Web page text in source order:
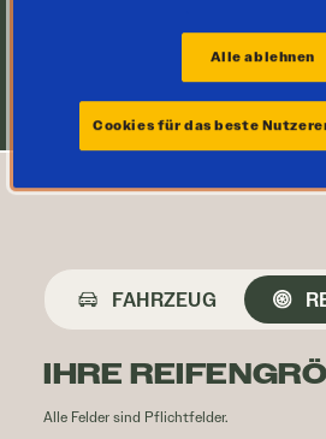
FAHRZEUG
IHRE
Alle Felder sind Pflichtfelder.
Alle ablehnen
Cookies für das beste